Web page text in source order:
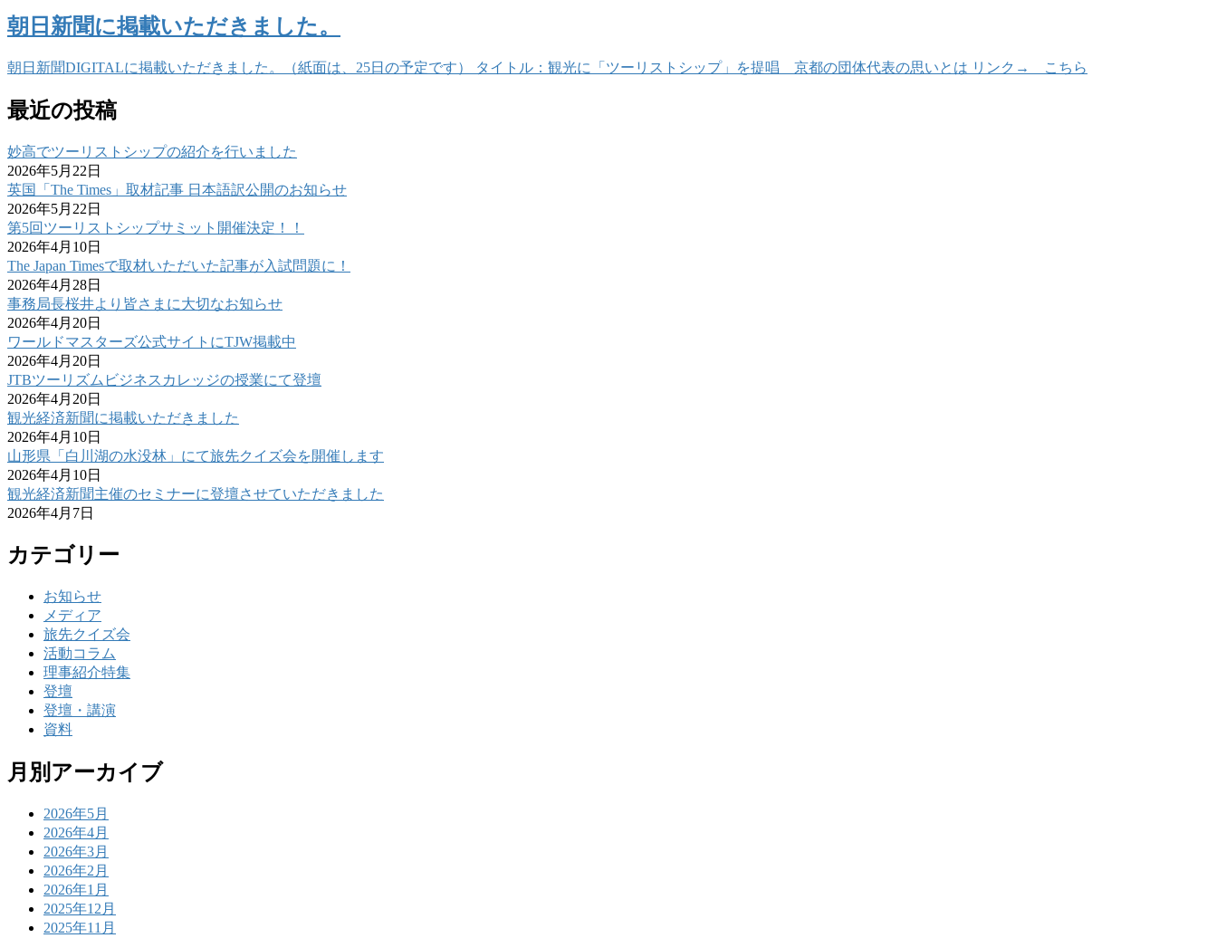
朝日新聞に掲載いただきました。
朝日新聞DIGITALに掲載いただきました。（紙面は、25日の予定です） タイトル：観光に「ツーリストシップ」を提唱 京都の団体代表の思いとは リンク→ こちら
最近の投稿
妙高でツーリストシップの紹介を行いました
2026年5月22日
英国「The Times」取材記事 日本語訳公開のお知らせ
2026年5月22日
第5回ツーリストシップサミット開催決定！！
2026年4月10日
The Japan Timesで取材いただいた記事が入試問題に！
2026年4月28日
事務局長桜井より皆さまに大切なお知らせ
2026年4月20日
ワールドマスターズ公式サイトにTJW掲載中
2026年4月20日
JTBツーリズムビジネスカレッジの授業にて登壇
2026年4月20日
観光経済新聞に掲載いただきました
2026年4月10日
山形県「白川湖の水没林」にて旅先クイズ会を開催します
2026年4月10日
観光経済新聞主催のセミナーに登壇させていただきました
2026年4月7日
カテゴリー
お知らせ
メディア
旅先クイズ会
活動コラム
理事紹介特集
登壇
登壇・講演
資料
月別アーカイブ
2026年5月
2026年4月
2026年3月
2026年2月
2026年1月
2025年12月
2025年11月